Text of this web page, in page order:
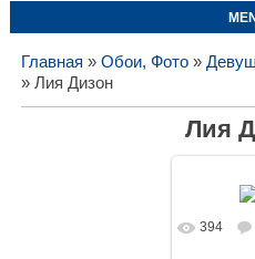
Главная » Обои, Фото»
» Лия Дизон
Лия
В
394